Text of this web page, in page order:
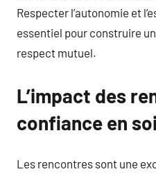
Respecter l’autonomie et
essentiel pour construire
respect mutuel.
L’impact des
confiance en soi
Les rencontres sont une